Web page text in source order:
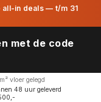
in deals — t/m 31
met de code
vloer gelegd
48 uur geleverd